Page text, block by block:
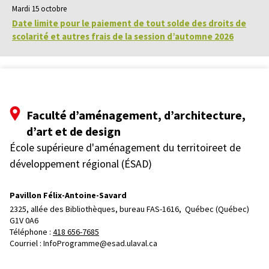
Mardi 15 octobre
Date limite pour le paiement de tout solde des droits de
scolarité et autres frais de la session d’automne 2026
Faculté d’aménagement, d’architecture,
d’art et de design
École supérieure d'aménagement du territoireet de
développement régional (ÉSAD)
Pavillon Félix-Antoine-Savard
2325, allée des Bibliothèques, bureau FAS-1616, Québec (Québec)
G1V 0A6
Téléphone : 418 656-7685
Courriel : InfoProgramme@esad.ulaval.ca